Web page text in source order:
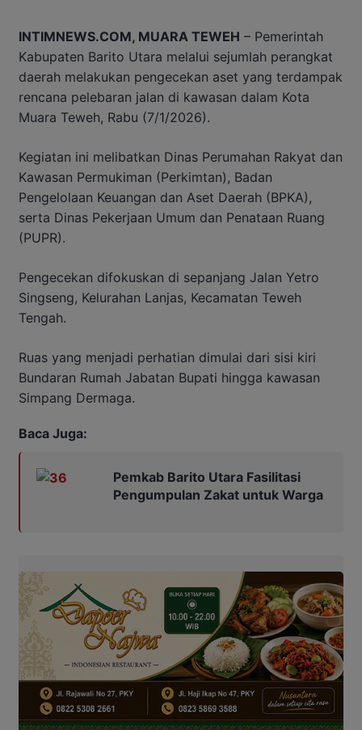
INTIMNEWS.COM, MUARA TEWEH – Pemerintah
Kabupaten Barito Utara melalui sejumlah perangkat
daerah melakukan pengecekan aset yang terdampak
rencana pelebaran jalan di kawasan dalam Kota
Muara Teweh, Rabu (7/1/2026).
Kegiatan ini melibatkan Dinas Perumahan Rakyat dan
Kawasan Permukiman (Perkimtan), Badan
Pengelolaan Keuangan dan Aset Daerah (BPKA),
serta Dinas Pekerjaan Umum dan Penataan Ruang
(PUPR).
Pengecekan difokuskan di sepanjang Jalan Yetro
Singseng, Kelurahan Lanjas, Kecamatan Teweh
Tengah.
Ruas yang menjadi perhatian dimulai dari sisi kiri
Bundaran Rumah Jabatan Bupati hingga kawasan
Simpang Dermaga.
Baca Juga:
Pemkab Barito Utara Fasilitasi
Pengumpulan Zakat untuk Warga